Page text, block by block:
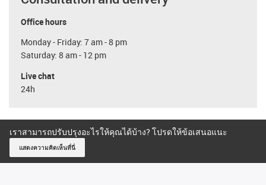
Office hours
Monday - Friday: 7 am - 8 pm
Saturday: 8 am - 12 pm
Live chat
24h
เราสามารถปรับปรุงอะไรให้คุณได้บ้าง? โปรดให้ข้อเสนอแนะ
แสดงความคิดเห็นที่นี่